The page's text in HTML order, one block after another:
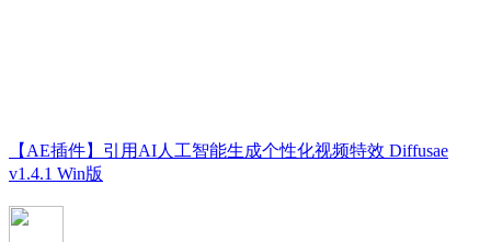
【AE插件】引用AI人工智能生成个性化视频特效 Diffusae
v1.4.1 Win版